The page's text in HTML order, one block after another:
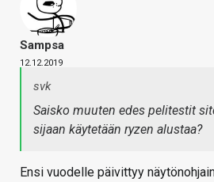
Sampsa
12.12.2019
svk
Saisko muuten edes pelitestit
sijaan käytetään ryzen alustaa?
Ensi vuodelle päivittyy